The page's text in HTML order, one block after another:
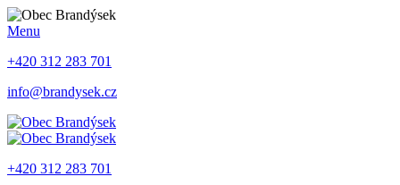
Menu
+420 312 283 701
info@brandysek.cz
+420 312 283 701